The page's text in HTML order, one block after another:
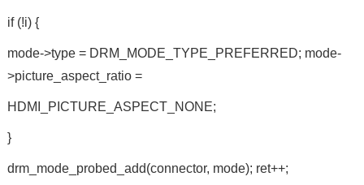
if (!i) {
mode->type = DRM_MODE_TYPE_PREFERRED; mode-
>picture_aspect_ratio =
HDMI_PICTURE_ASPECT_NONE;
}
drm_mode_probed_add(connector, mode); ret++;